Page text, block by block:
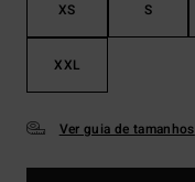
XS S
XXL
Ver guia de tamanhos